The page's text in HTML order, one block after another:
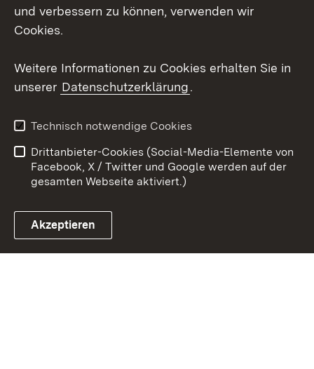
Link zum Landesportal
Datenschutz
Barrierefreiheit
Impressum
Cookies
und verbessern zu können, verwenden wir
Cookies.
Weitere Informationen zu Cookies erhalten Sie in
unserer Datenschutzerklärung.
Technisch notwendige Cookies
Drittanbieter-Cookies (Social-Media-Elemente von
Facebook, X / Twitter und Google werden auf der
gesamten Webseite aktiviert.)
Akzeptieren